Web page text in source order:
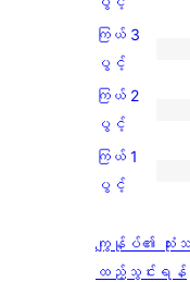
အဆင့်
သုံးသပ်
1
စောင်
4
ပွင့်
အဆင့်
သုံးသပ်
0
စောင်
ကြယ်
3
ပွင့်
အဆင့်
သုံးသပ်
ကြယ် 3
ပွင့်
ကြယ်
2
ပွင့်
သုံးသပ်
ချက်
ကြယ် 2
ပွင့်
ကြယ်
ပွင့်
အဆင့်
ကြယ် 1
ပွင့်
ကျွန်ုပ်၏ သုံး
ထည့်သွင်းရန်